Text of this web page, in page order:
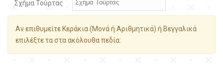
Σχήμα Τούρτας
Αν επιθυμείτε Κεράκια (Μονά ή Αριθμητικά) ή Βεγγαλικά
επιλέξτε τα στα ακόλουθα πεδία: